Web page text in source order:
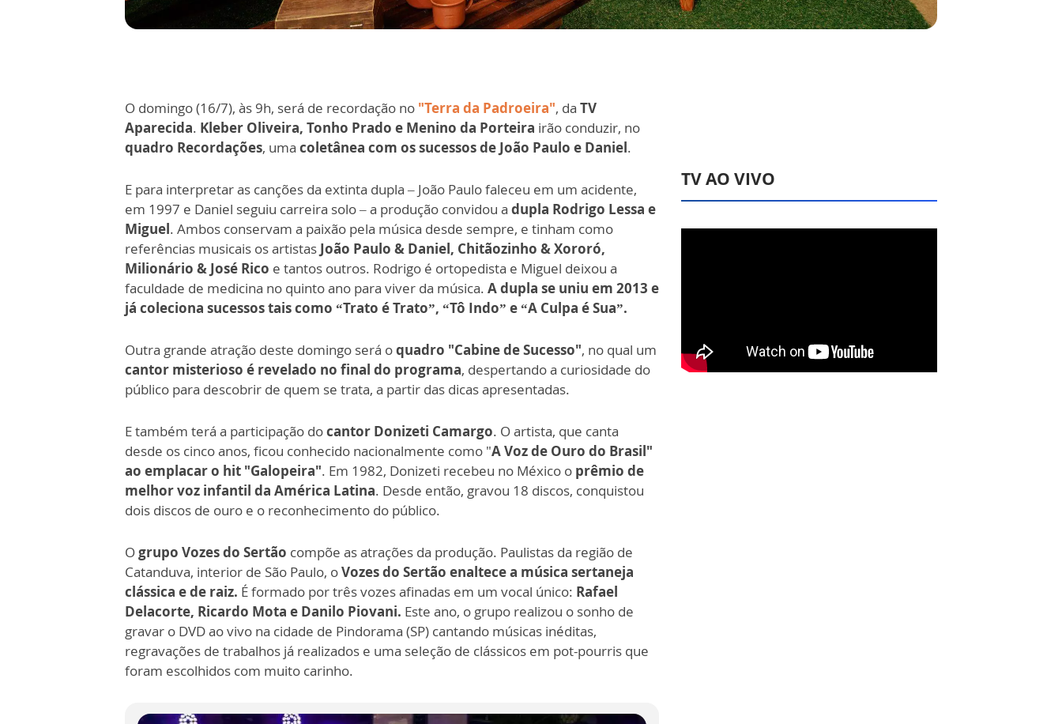
O domingo (16/7), às 9h, será de recordação no "Terra da Padroeira", da TV
Aparecida. Kleber Oliveira, Tonho Prado e Menino da Porteira irão conduzir, no
quadro Recordações, uma coletânea com os sucessos de João Paulo e Daniel.
E para interpretar as canções da extinta dupla – João Paulo faleceu em um acidente,
em 1997 e Daniel seguiu carreira solo – a produção convidou a dupla Rodrigo Lessa e
Miguel. Ambos conservam a paixão pela música desde sempre, e tinham como
referências musicais os artistas João Paulo & Daniel, Chitãozinho & Xororó,
Milionário & José Rico e tantos outros. Rodrigo é ortopedista e Miguel deixou a
faculdade de medicina no quinto ano para viver da música. A dupla se uniu em 2013 e
já coleciona sucessos tais como “Trato é Trato”, “Tô Indo” e “A Culpa é Sua”.
Outra grande atração deste domingo será oquadro "Cabine de Sucesso", no qual um
cantor misterioso é revelado no final do programa, despertando a curiosidade do
público para descobrir de quem se trata, a partir das dicas apresentadas.
E também terá a participação docantor Donizeti Camargo. O artista, que canta
desde os cinco anos, ficou conhecido nacionalmente como "A Voz de Ouro do Brasil"
ao emplacar o hit "Galopeira". Em 1982, Donizeti recebeu no México o prêmio de
melhor voz infantil da América Latina. Desde então, gravou 18 discos, conquistou
dois discos de ouro e o reconhecimento do público.
Ogrupo Vozes do Sertão compõe as atrações da produção. Paulistas da região de
Catanduva, interior de São Paulo, oVozes do Sertão enaltece a música sertaneja
clássica e de raiz. É formado por três vozes afinadas em um vocal único: Rafael
Delacorte, Ricardo Mota e Danilo Piovani. Este ano, o grupo realizou o sonho de
gravar o DVD ao vivo na cidade de Pindorama (SP) cantando músicas inéditas,
regravações de trabalhos já realizados e uma seleção de clássicos em pot-pourris que
foram escolhidos com muito carinho.
TV AO VIVO